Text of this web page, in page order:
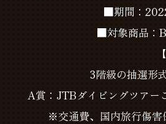
■期間：
■対象商品：
3階級の抽選形
A賞： JTBダイビングツアー
※交通費、国内旅行傷害